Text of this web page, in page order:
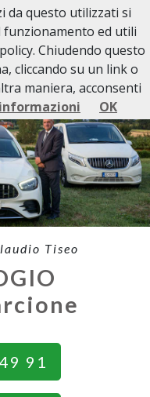
Tiseo
91
da questo utilizzati si
funzionamento ed utili
Chiudendo questo
cliccando su un link o
maniera, acconsenti
OK